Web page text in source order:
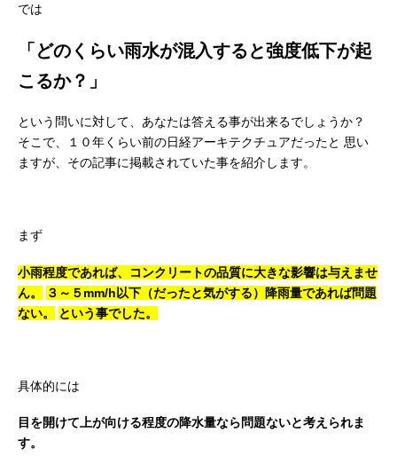
では
「どのくらい雨水が混入すると強度低下が起
こるか？」
という問いに対して、あなたは答える事が出来るでしょうか？
そこで、１０年くらい前の日経アーキテクチュアだったと 思い
ますが、その記事に掲載されていた事を紹介します。
まず
小雨程度であれば、コンクリートの品質に大きな影響は与えませ
ん。
３～５mm/h以下（だったと気がする）降雨量であれば問題
ない。
という事でした。
具体的には
目を開けて上が向ける程度の降水量なら問題ないと考えられま
す。